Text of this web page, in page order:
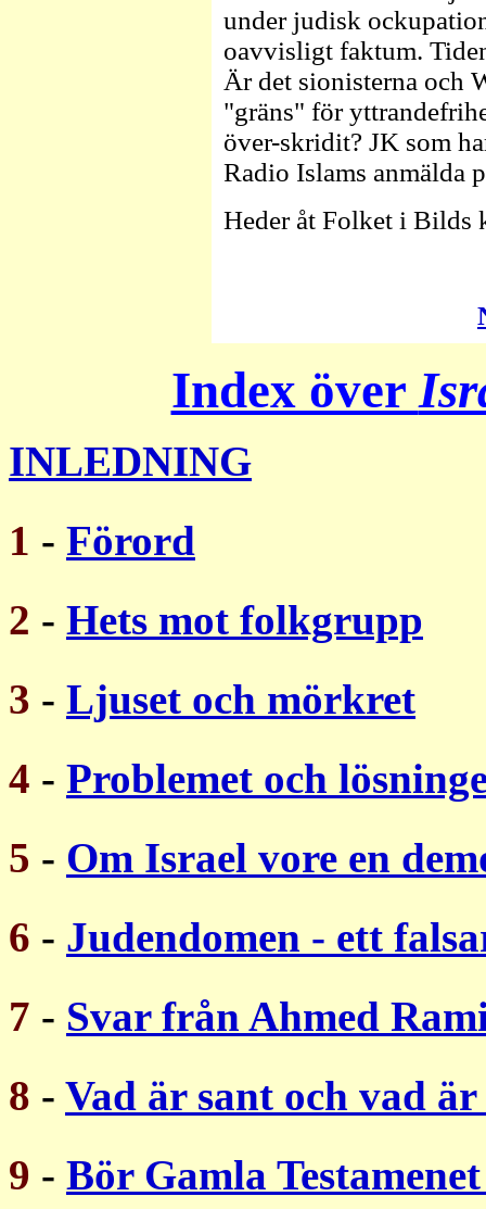
under judisk
oavvisligt faktum.
Är det sionisterna och
"gräns" för
över-skridit? JK som
Radio Islams anmälda
Heder åt Folket i Bilds
Index över
INLEDNING
1 - Förord
2 - Hets mot folkgrupp
3 - Ljuset och mörkret
4 - Problemet och
5 - Om Israel vore en
6 - Judendomen - ett
7 - Svar från Ahmed
8 - Vad är sant och vad
9 - Bör Gamla